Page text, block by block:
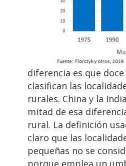
diferencia es que
clasifican las
rurales. China y la
mitad de esa
rural. La definición
claro que las
pequeñas no se
porque emplea un